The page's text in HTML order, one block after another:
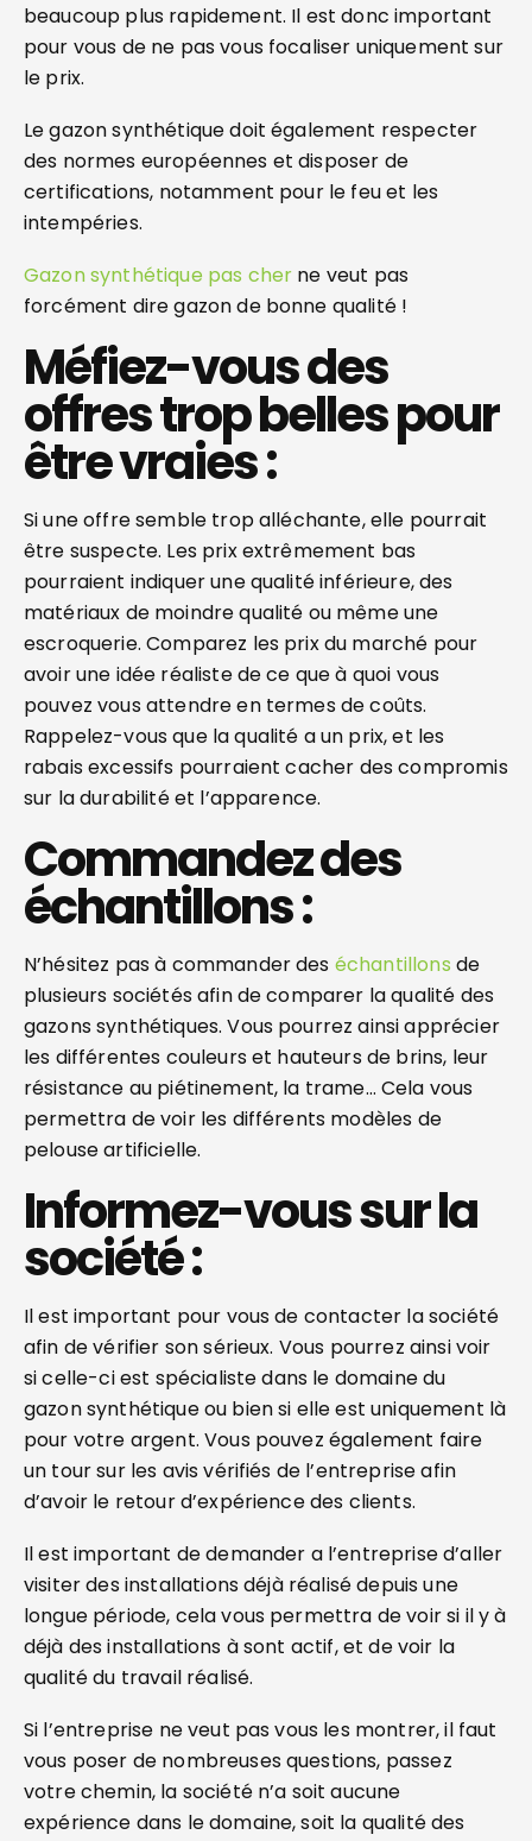
beaucoup plus rapidement. Il est donc important
pour vous de ne pas vous focaliser uniquement sur
le prix.
Le gazon synthétique doit également respecter
des normes européennes et disposer de
certifications, notamment pour le feu et les
intempéries.
Gazon synthétique pas cher ne veut pas
forcément dire gazon de bonne qualité !
Méfiez-vous des
offres trop belles pour
être vraies :
Si une offre semble trop alléchante, elle pourrait
être suspecte. Les prix extrêmement bas
pourraient indiquer une qualité inférieure, des
matériaux de moindre qualité ou même une
escroquerie. Comparez les prix du marché pour
avoir une idée réaliste de ce que à quoi vous
pouvez vous attendre en termes de coûts.
Rappelez-vous que la qualité a un prix, et les
rabais excessifs pourraient cacher des compromis
sur la durabilité et l’apparence.
Commandez des
échantillons :
N’hésitez pas à commander des échantillons de
plusieurs sociétés afin de comparer la qualité des
gazons synthétiques. Vous pourrez ainsi apprécier
les différentes couleurs et hauteurs de brins, leur
résistance au piétinement, la trame… Cela vous
permettra de voir les différents modèles de
pelouse artificielle.
Informez-vous sur la
société :
Il est important pour vous de contacter la société
afin de vérifier son sérieux. Vous pourrez ainsi voir
si celle-ci est spécialiste dans le domaine du
gazon synthétique ou bien si elle est uniquement là
pour votre argent. Vous pouvez également faire
un tour sur les avis vérifiés de l’entreprise afin
d’avoir le retour d’expérience des clients.
Il est important de demander a l’entreprise d’aller
visiter des installations déjà réalisé depuis une
longue période, cela vous permettra de voir si il y à
déjà des installations à sont actif, et de voir la
qualité du travail réalisé.
Si l’entreprise ne veut pas vous les montrer, il faut
vous poser de nombreuses questions, passez
votre chemin, la société n’a soit aucune
expérience dans le domaine, soit la qualité des